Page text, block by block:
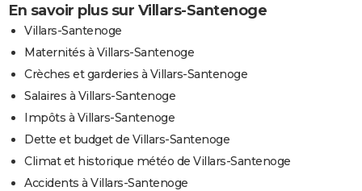
En savoir plus sur Villars-Santenoge
Villars-Santenoge
Maternités à Villars-Santenoge
Crèches et garderies à Villars-Santenoge
Salaires à Villars-Santenoge
Impôts à Villars-Santenoge
Dette et budget de Villars-Santenoge
Climat et historique météo de Villars-Santenoge
Accidents à Villars-Santenoge